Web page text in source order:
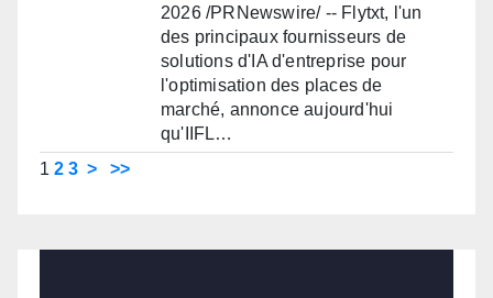
2026 /PRNewswire/ -- Flytxt, l'un
des principaux fournisseurs de
solutions d'IA d'entreprise pour
l'optimisation des places de
marché, annonce aujourd'hui
qu'IIFL…
1 2 3 > >>